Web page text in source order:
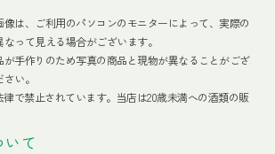
は、ご利用のパソコンのモニターによって、実際の
って見える場合がございます。
が手作りのため写真の商品と現物が異なることがござ
い。
で禁止されています。当店は20歳未満への酒類の販
て